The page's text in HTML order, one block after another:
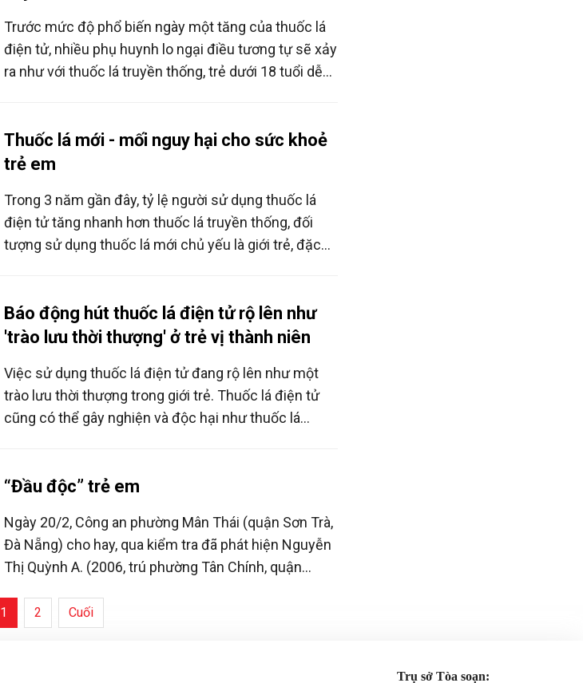
Trước mức độ phổ biến ngày một tăng của thuốc lá
điện tử, nhiều phụ huynh lo ngại điều tương tự sẽ xảy
ra như với thuốc lá truyền thống, trẻ dưới 18 tuổi dễ
bảo vệ con trẻ khỏi trào lưu độc hại mới nổi này.
Thuốc lá mới - mối nguy hại cho sức khoẻ
trẻ em
Trong 3 năm gần đây, tỷ lệ người sử dụng thuốc lá
điện tử tăng nhanh hơn thuốc lá truyền thống, đối
tượng sử dụng thuốc lá mới chủ yếu là giới trẻ, đặc
lệ đó đối với học sinh từ lớp 10 - 12 là 12,6%.
Báo động hút thuốc lá điện tử rộ lên như
'trào lưu thời thượng' ở trẻ vị thành niên
Việc sử dụng thuốc lá điện tử đang rộ lên như một
trào lưu thời thượng trong giới trẻ. Thuốc lá điện tử
cũng có thể gây nghiện và độc hại như thuốc lá
tuổi trẻ vị thành niên.
“Đầu độc” trẻ em
Ngày 20/2, Công an phường Mân Thái (quận Sơn Trà,
Đà Nẵng) cho hay, qua kiểm tra đã phát hiện Nguyễn
Thị Quỳnh A. (2006, trú phường Tân Chính, quận
phường Nại Hiên Đông, quận Sơn Trà) có hành vi kinh
1 2 Cuối
Trụ sở Tòa soạn: